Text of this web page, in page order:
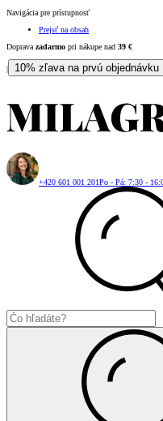
Navigácia pre prístupnosť
Prejsť na obsah
Doprava zadarmo pri nákupe nad 39 €
| 10% zľava na prvú objednávku
+420 601 001 201Po - Pá: 7:30 -